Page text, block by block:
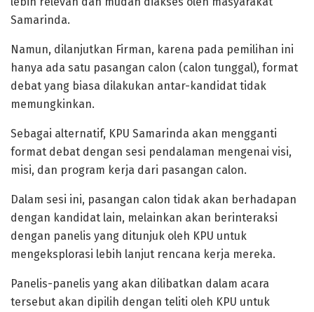
Samarinda.
Namun, dilanjutkan Firman, karena pada pemilihan ini
hanya ada satu pasangan calon (calon tunggal), format
debat yang biasa dilakukan antar-kandidat tidak
memungkinkan.
Sebagai alternatif, KPU Samarinda akan mengganti
format debat dengan sesi pendalaman mengenai visi,
misi, dan program kerja dari pasangan calon.
Dalam sesi ini, pasangan calon tidak akan berhadapan
dengan kandidat lain, melainkan akan berinteraksi
dengan panelis yang ditunjuk oleh KPU untuk
mengeksplorasi lebih lanjut rencana kerja mereka.
Panelis-panelis yang akan dilibatkan dalam acara
tersebut akan dipilih dengan teliti oleh KPU untuk